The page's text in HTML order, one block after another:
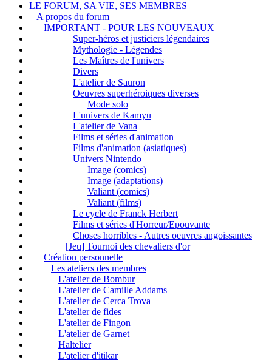
LE FORUM, SA VIE, SES MEMBRES
A propos du forum
IMPORTANT - POUR LES NOUVEAUX
Super-héros et justiciers légendaires
Mythologie - Légendes
Les Maîtres de l'univers
Divers
L'atelier de Sauron
Oeuvres superhéroiques diverses
Mode solo
L'univers de Kamyu
L'atelier de Vana
Films et séries d'animation
Films d'animation (asiatiques)
Univers Nintendo
Image (comics)
Image (adaptations)
Valiant (comics)
Valiant (films)
Le cycle de Franck Herbert
Films et séries d'Horreur/Epouvante
Choses horribles - Autres oeuvres angoissantes
[Jeu] Tournoi des chevaliers d'or
Création personnelle
Les ateliers des membres
L'atelier de Bombur
L'atelier de Camille Addams
L'atelier de Cerca Trova
L'atelier de fides
L'atelier de Fingon
L'atelier de Garnet
Haltelier
L'atelier d'itikar